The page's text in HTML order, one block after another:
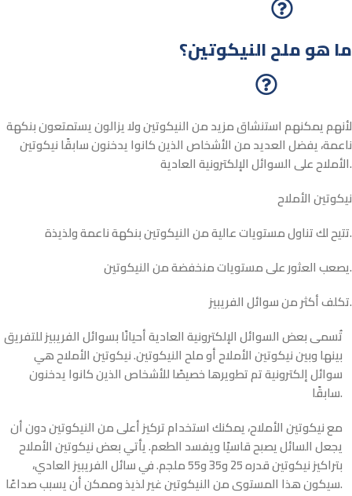
ما هو ملح النيكوتين؟
لأنهم يمكنهم استنشاق مزيد من النيكوتين ولا يزالون يستمتعون بنكهة
ناعمة، يفضل العديد من الأشخاص الذين كانوا يدخنون سابقًا نيكوتين
الأملاح على السوائل الإلكترونية العادية.
نيكوتين الأملاح
تتيح لك تناول مستويات عالية من النيكوتين بنكهة ناعمة ولذيذة.
يصعب العثور على مستويات منخفضة من النيكوتين.
تكلف أكثر من سوائل الفريبيز.
تُسمى بعض السوائل الإلكترونية العادية أحيانًا بسوائل الفريبيز للتفريق
بينها وبين نيكوتين الأملاح أو ملح النيكوتين. نيكوتين الأملاح هي
سوائل إلكترونية تم تطويرها خصيصًا للأشخاص الذين كانوا يدخنون
سابقًا.
مع نيكوتين الأملاح، يمكنك استخدام تركيز أعلى من النيكوتين دون أن
يجعل السائل يصبح قاسيًا ويفسد الطعم. يأتي بعض نيكوتين الأملاح
بتراكيز نيكوتين قدره 25 و35 و55 ملجم. في سائل الفريبيز العادي،
سيكون هذا المستوى من النيكوتين غير لذيذ وممكن أن يسبب صداعًا.